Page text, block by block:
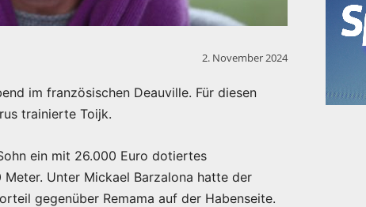
2. November 2024
im französischen Deauville. Für diesen
trainierte Toijk.
ein mit 26.000 Euro dotiertes
Meter. Unter Mickael Barzalona hatte der
gegenüber Remama auf der Habenseite.